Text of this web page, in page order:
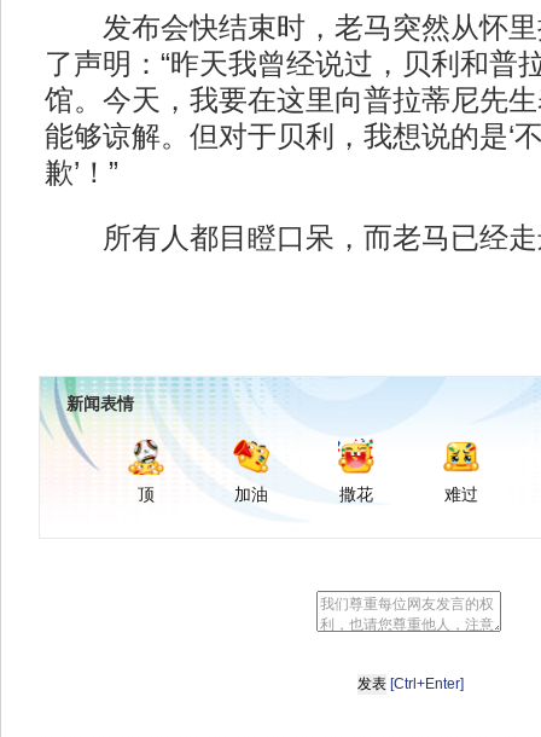
发布会快结束时，老马突然从怀里
了声明：“昨天我曾经说过，贝利和普
馆。今天，我要在这里向普拉蒂尼先
能够谅解。但对于贝利，我想说的是‘
歉’！”
所有人都目瞪口呆，而老马已经
新闻表情
顶 加油 撒花 难过
[Ctrl+Enter]